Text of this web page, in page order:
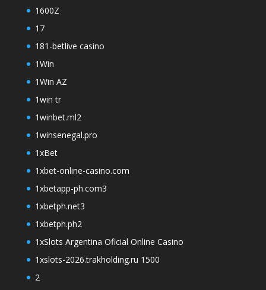
1600Z
17
181-betlive casino
1Win
1Win AZ
1win tr
1winbet.ml2
1winsenegal.pro
1xBet
1xbet-online-casino.com
1xbetapp-ph.com3
1xbetph.net3
1xbetph.ph2
1xSlots Argentina Oficial Online Casino
1xslots-2026.trakholding.ru 1500
2